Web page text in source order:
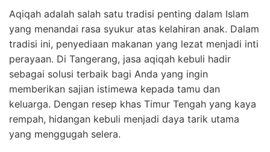
Aqiqah adalah salah satu tradisi penting dalam Islam
yang menandai rasa syukur atas kelahiran anak. Dalam
tradisi ini, penyediaan makanan yang lezat menjadi inti
perayaan. Di Tangerang, jasa aqiqah kebuli hadir
sebagai solusi terbaik bagi Anda yang ingin
memberikan sajian istimewa kepada tamu dan
keluarga. Dengan resep khas Timur Tengah yang kaya
rempah, hidangan kebuli menjadi daya tarik utama
yang menggugah selera.